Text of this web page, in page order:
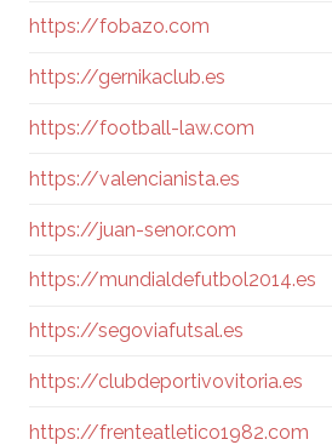
https://fobazo.com
https://gernikaclub.es
https://football-law.com
https://valencianista.es
https://juan-senor.com
https://mundialdefutbol2014.es
https://segoviafutsal.es
https://clubdeportivovitoria.es
https://frenteatletico1982.com